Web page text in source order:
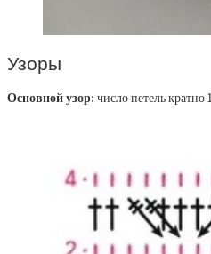
Узоры
Основной узор: число петель кратно